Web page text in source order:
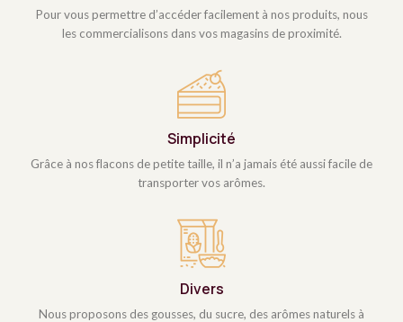
Pour vous permettre d’accéder facilement à nos produits, nous
les commercialisons dans vos magasins de proximité.
Simplicité
Grâce à nos flacons de petite taille, il n’a jamais été aussi facile de
transporter vos arômes.
Divers
Nous proposons des gousses, du sucre, des arômes naturels à